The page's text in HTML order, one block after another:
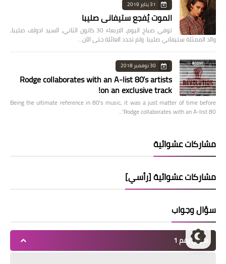
31 يناير 2019
الموت يُفجع ستيفاني صليبا
توفي صباح اليوم، الاربعاء 30 كانون الثاني، السيد ادولف صليبا،
والد الممثلة ستيفاني صليبا. ولم تحدد العائلة حتى الآن…
30 نوفمبر 2018
Rodge collaborates with an A-list 80’s artists
on an exclusive track!
Being the ultimate reference in 80’s music, it was a just matter of time before
Rodge collaborates with an A-list 80’…
مشاركات عشوائية
مشاركات عشوائية [رأسي]
سؤال وجواب
سؤال رقم 1